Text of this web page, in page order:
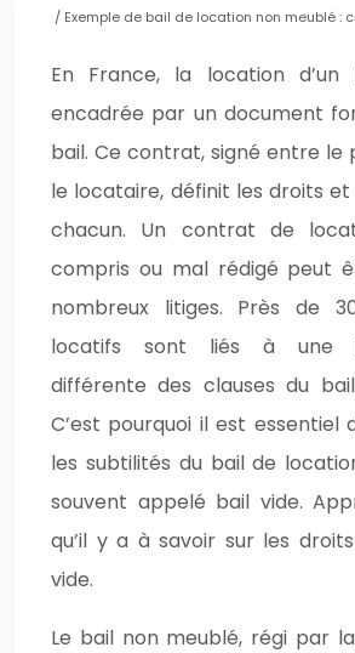
/ Exemple de bail de location non meublé :
En France, la location d’un
encadrée par un document
bail. Ce contrat, signé entre
le locataire, définit les droits
chacun. Un contrat de
compris ou mal rédigé peut
nombreux litiges. Près de
locatifs sont liés à une
différente des clauses du
C’est pourquoi il est essentiel
les subtilités du bail de
souvent appelé bail vide.
qu’il y a à savoir sur les
vide.
Le bail non meublé, régi par